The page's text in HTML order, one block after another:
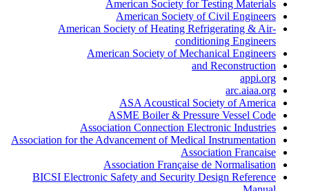
American Society for Testing Materials
American Society of Civil Engineers
American Society of Heating Refrigerating & Air-
conditioning Engineers
American Society of Mechanical Engineers
and Reconstruction
appi.org
arc.aiaa.org
ASA Acoustical Society of America
ASME Boiler & Pressure Vessel Code
Association Connection Electronic Industries
Association for the Advancement of Medical Instrumentation
Association Francaise
Association Française de Normalisation
BICSI Electronic Safety and Security Design Reference